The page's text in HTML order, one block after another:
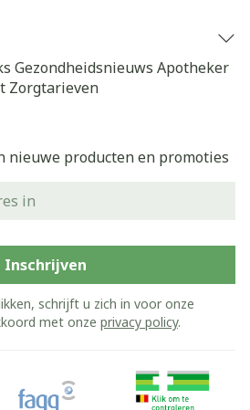
Gezondheidsnieuws Apotheker
Zorgtarieven
nieuwe producten en promoties
Inschrijven
schrijft u zich in voor onze
met onze privacy policy.